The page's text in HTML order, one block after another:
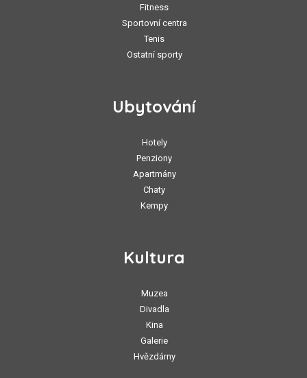
Fitness
Sportovní centra
Tenis
Ostatní sporty
Ubytování
Hotely
Penziony
Apartmány
Chaty
Kempy
Kultura
Muzea
Divadla
Kina
Galerie
Hvězdárny